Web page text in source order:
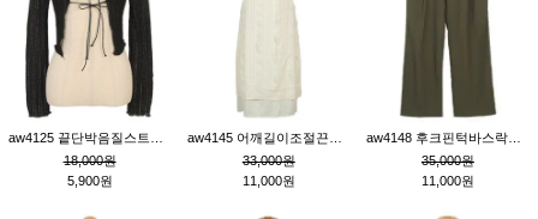
18,000원
5,900원
33,000원
11,000원
35,000원
11,000원